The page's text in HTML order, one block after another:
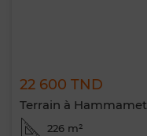
22 600 TND
Terrain à
226 m²